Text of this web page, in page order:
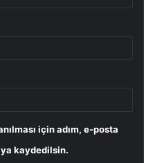
için adım, e-posta
kaydedilsin.